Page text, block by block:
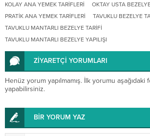
KOLAY ANA YEMEK TARIFLERI
OKTAY USTA
PRATIK ANA YEMEK TARIFLERI
TAVUKLU BEZELYE
TAVUKLU MANTARLI BEZELYE TARIFI
TAVUKLU MANTARLI BEZELYE YAPILIŞI
ZİYARETÇİ YORUMLARI
Henüz yorum yapılmamış. İlk yorumu aşağıdaki
yapabilirsiniz.
BİR YORUM YAZ